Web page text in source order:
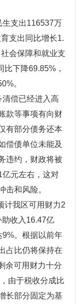
生支出116537万
支出同比增长1.
会保障和就业支
下降69.85%，
。
清偿已经进入高
款等事项有向财
有部分债务还本
偿债单位未能及
违约，财政将被
元左右，这对
击和风险。
计我区可用财力2
收入16.47亿
。根据以前年
占比仍将保持在
余可用财力十分
由于税收分成比
长部分固定为基